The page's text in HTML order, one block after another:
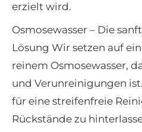
erzielt wird.
Osmosewasser – Die
Lösung Wir setzen auf
reinem Osmosewasser,
und Verunreinigungen
für eine streifenfreie
Rückstände zu